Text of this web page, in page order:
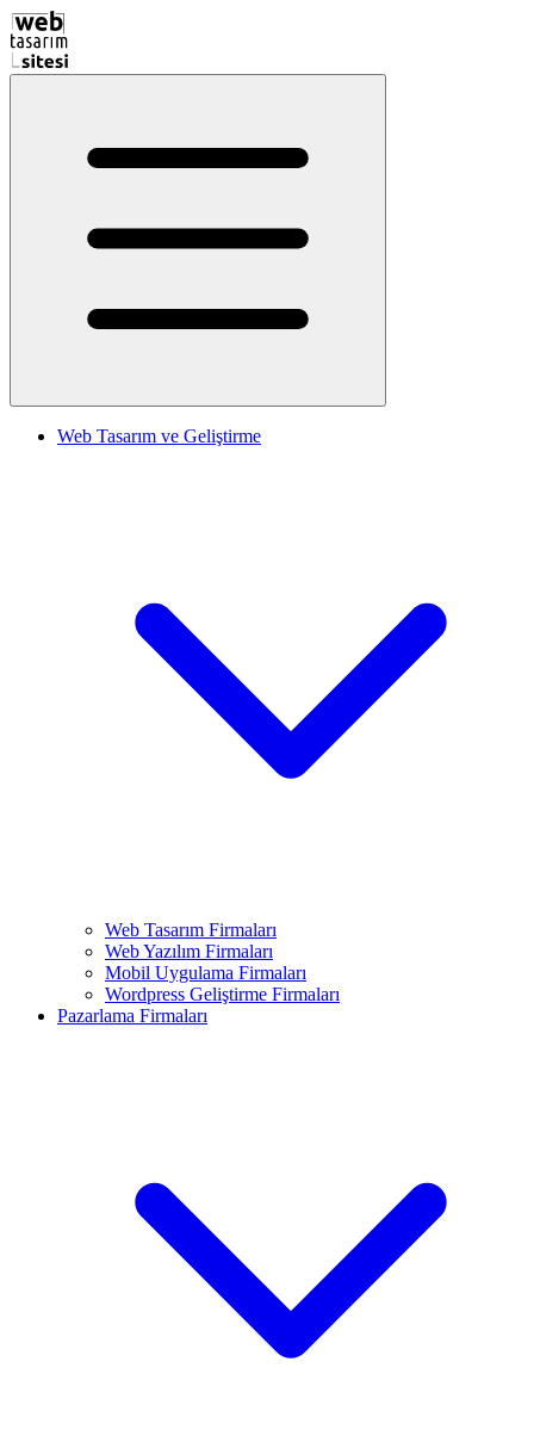
Web Tasarım ve Geliştirme
Web Tasarım Firmaları
Web Yazılım Firmaları
Mobil Uygulama Firmaları
Wordpress Geliştirme Firmaları
Pazarlama Firmaları